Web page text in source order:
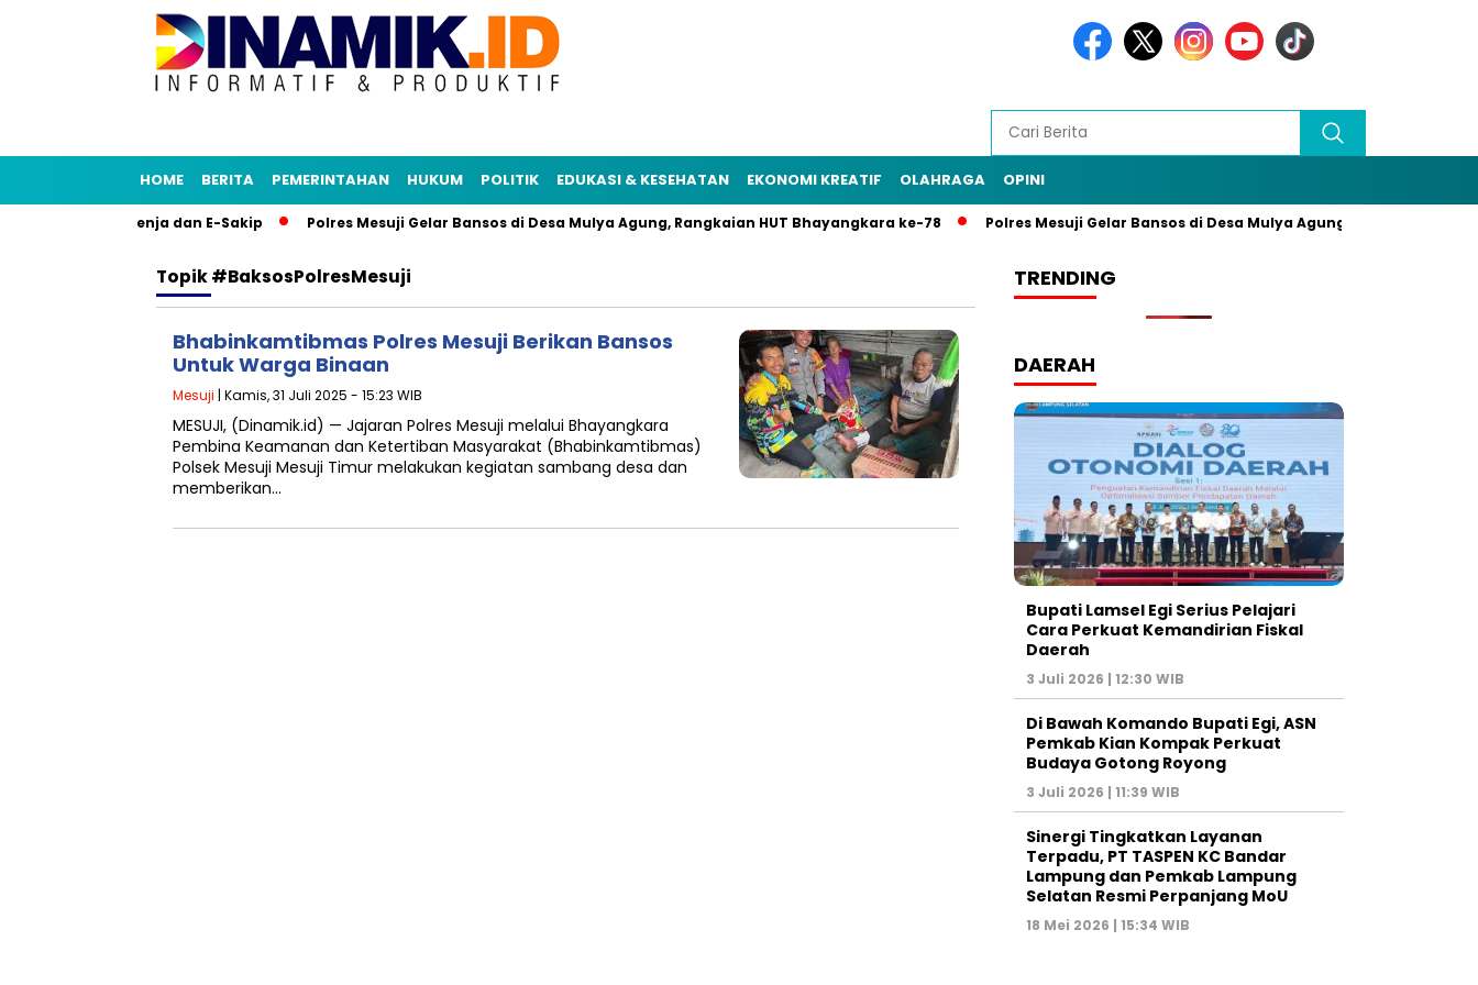
HOME BERITA PEMERINTAHAN HUKUM POLITIK EDUKASI & KESEHATAN EKONOMI KREATIF OLAHRAGA OPINI
Tiru Aplikasi Senja dan E-Sakip Polres Mesuji Gelar Bansos di Desa Mulya Agung, Rangkaian HUT Bhayangkara ke-78 Polres Mesuji Gelar Bansos di Desa Mulya Agung, Rangkaian HUT
Topik#BaksosPolresMesuji
Bhabinkamtibmas Polres Mesuji Berikan Bansos
Untuk Warga Binaan
Mesuji | Kamis, 31 Juli 2025 - 15:23 WIB
MESUJI, (Dinamik.id) — Jajaran Polres Mesuji melalui Bhayangkara
Pembina Keamanan dan Ketertiban Masyarakat (Bhabinkamtibmas)
Polsek Mesuji Mesuji Timur melakukan kegiatan sambang desa dan
memberikan…
TRENDING
DAERAH
Bupati Lamsel Egi Serius Pelajari
Cara Perkuat Kemandirian Fiskal
Daerah
3 Juli 2026 | 12:30 WIB
Di Bawah Komando Bupati Egi, ASN
Pemkab Kian Kompak Perkuat
Budaya Gotong Royong
3 Juli 2026 | 11:39 WIB
Sinergi Tingkatkan Layanan
Terpadu, PT TASPEN KC Bandar
Lampung dan Pemkab Lampung
Selatan Resmi Perpanjang MoU
18 Mei 2026 | 15:34 WIB